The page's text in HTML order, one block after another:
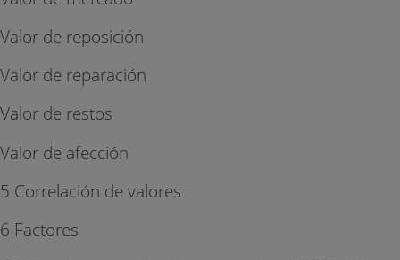
Valor de reposición
Valor de reparación
Valor de restos
Valor de afección
5 Correlación de valores
6 Factores